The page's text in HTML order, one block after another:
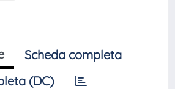
Scheda completa
(DC)